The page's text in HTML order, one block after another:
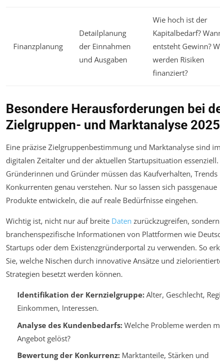
Finanzplanung
Detailplanung
der Einnahmen
und Ausgaben
Wie hoch ist der
Kapitalbedarf?
entsteht Gewinn?
werden Risiken
finanziert?
Besondere Herausforderungen bei
Zielgruppen- und Marktanalyse 2025
Eine präzise Zielgruppenbestimmung und Marktanalyse sind
digitalen Zeitalter und der aktuellen Startupsituation essenziell.
Gründerinnen und Gründer müssen das Kaufverhalten, Trends
Konkurrenten genau verstehen. Nur so lassen sich passgenaue
Produkte entwickeln, die auf reale Bedürfnisse eingehen.
Wichtig ist, nicht nur auf breite Daten zurückzugreifen,
branchenspezifische Informationen von Plattformen wie
Startups oder dem Existenzgründerportal zu verwenden. So
Sie, welche Nischen durch innovative Ansätze und
Strategien besetzt werden können.
Identifikation der Kernzielgruppe:Alter, Geschlecht,
Einkommen, Interessen.
Analyse des Kundenbedarfs:Welche Probleme werden
Angebot gelöst?
Bewertung der Konkurrenz:Marktanteile, Stärken und